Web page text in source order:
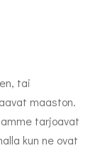
tai
maaston.
tarjoavat
kun ne ovat